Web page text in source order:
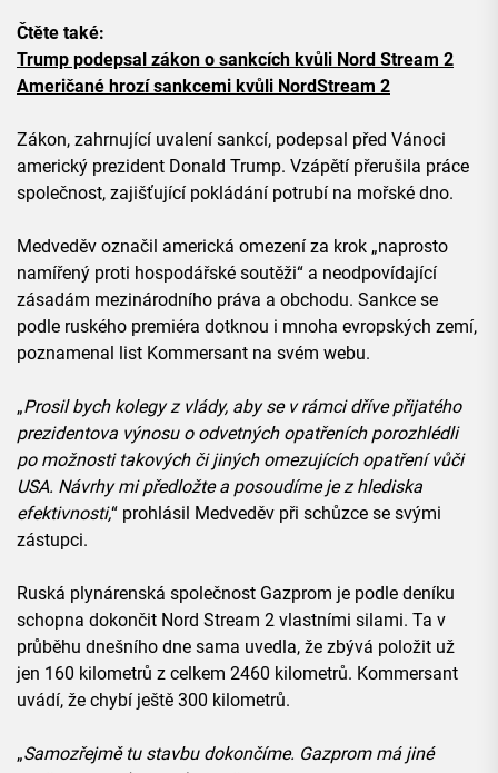
Čtěte také:
Trump podepsal zákon o sankcích kvůli Nord Stream 2
Američané hrozí sankcemi kvůli NordStream 2
Zákon, zahrnující uvalení sankcí, podepsal před Vánoci
americký prezident Donald Trump. Vzápětí přerušila práce
společnost, zajišťující pokládání potrubí na mořské dno.
Medveděv označil americká omezení za krok „naprosto
namířený proti hospodářské soutěži“ a neodpovídající
zásadám mezinárodního práva a obchodu. Sankce se
podle ruského premiéra dotknou i mnoha evropských zemí,
poznamenal list Kommersant na svém webu.
„Prosil bych kolegy z vlády, aby se v rámci dříve přijatého
prezidentova výnosu o odvetných opatřeních porozhlédli
po možnosti takových či jiných omezujících opatření vůči
USA. Návrhy mi předložte a posoudíme je z hlediska
efektivnosti,“ prohlásil Medveděv při schůzce se svými
zástupci.
Ruská plynárenská společnost Gazprom je podle deníku
schopna dokončit Nord Stream 2 vlastními silami. Ta v
průběhu dnešního dne sama uvedla, že zbývá položit už
jen 160 kilometrů z celkem 2460 kilometrů. Kommersant
uvádí, že chybí ještě 300 kilometrů.
„Samozřejmě tu stavbu dokončíme. Gazprom má jiné